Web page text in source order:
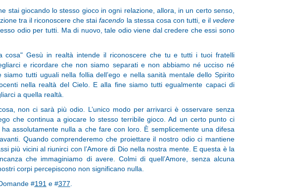
stai giocando lo stesso gioco in ogni relazione, allora, in un certo senso,
tra il riconoscere che staifacendo la stessa cosa con tutti, e ilvedere
odio per tutti. Ma di nuovo, tale odio viene dal credere che essi sono
cosa" Gesù in realtà intende il riconoscere che tu e tutti i tuoi fratelli
e ricordare che non siamo separati e non abbiamo né ucciso né
tutti uguali nella follia dell’ego e nella sanità mentale dello Spirito
nella realtà del Cielo. E alla fine siamo tutti egualmente capaci di
a quella realtà.
non ci sarà più odio. L’unico modo per arrivarci è osservare senza
che continua a giocare lo stesso terribile gioco. Ad un certo punto ci
assolutamente nulla a che fare con loro. È semplicemente una difesa
Quando comprenderemo che proiettare il nostro odio ci mantiene
più vicini al riunirci con l’Amore di Dio nella nostra mente. E questa è la
che immaginiamo di avere. Colmi di quell’Amore, senza alcuna
corpi percepiscono non significano nulla.
#191 e #377